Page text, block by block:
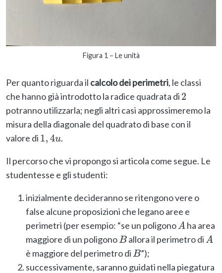
Figura 1 – Le unità
Per quanto riguarda il calcolo dei perimetri, le classi
che hanno già introdotto la radice quadrata di 2
potranno utilizzarla; negli altri casi approssimeremo la
misura della diagonale del quadrato di base con il
valore di 1,4u .
Il percorso che vi propongo si articola come segue. Le
studentesse e gli studenti:
inizialmente decideranno se ritengono vere o
false alcune proposizioni che legano aree e
perimetri (per esempio: “se un poligonoA ha area
maggiore di un poligonoBallora il perimetro diA
è maggiore del perimetro diB”);
successivamente, saranno guidati nella piegatura